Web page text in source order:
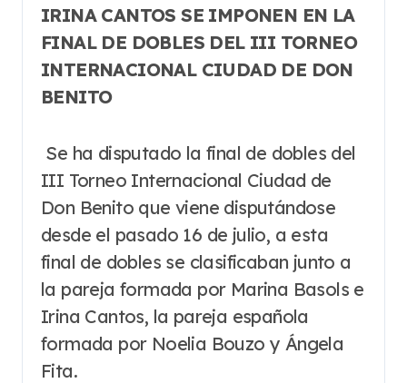
IRINA CANTOS SE IMPONEN EN LA
FINAL DE DOBLES DEL III TORNEO
INTERNACIONAL CIUDAD DE DON
BENITO
Se ha disputado la final de dobles del
III Torneo Internacional Ciudad de
Don Benito que viene disputándose
desde el pasado 16 de julio, a esta
final de dobles se clasificaban junto a
la pareja formada por Marina Basols e
Irina Cantos, la pareja española
formada por Noelia Bouzo y Ángela
Fita.